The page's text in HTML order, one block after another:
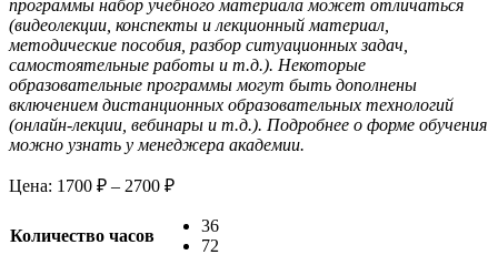
программы набор учебного материала может отличаться
(видеолекции, конспекты и лекционный материал,
методические пособия, разбор ситуационных задач,
самостоятельные работы и т.д.). Некоторые
образовательные программы могут быть дополнены
включением дистанционных образовательных технологий
(онлайн-лекции, вебинары и т.д.). Подробнее о форме обучения
можно узнать у менеджера академии.
Цена: 1700 ₽ – 2700 ₽
Количество часов
36
72